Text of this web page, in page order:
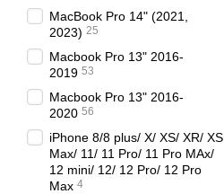
MacBook Pro 14" (2021,
2023) 25
Macbook Pro 13" 2016-
2019 53
Macbook Pro 13" 2016-
2020 56
iPhone 8/8 plus/ X/ XS/ XR/ XS
Max/ 11/ 11 Pro/ 11 Pro MAx/
12 mini/ 12/ 12 Pro/ 12 Pro
Max 4